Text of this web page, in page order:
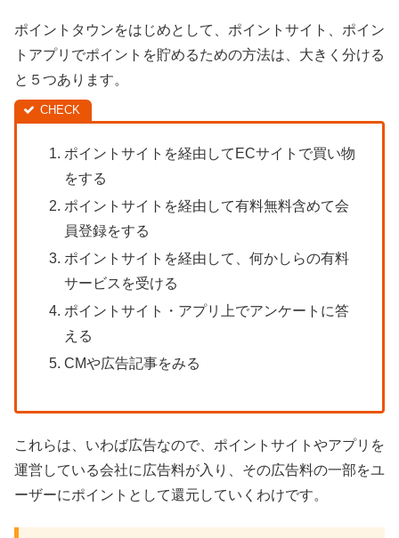
ポイントタウンをはじめとして、ポイントサイト、ポイン
トアプリでポイントを貯めるための方法は、大きく分ける
と５つあります。
ポイントサイトを経由してECサイトで買い物
をする
ポイントサイトを経由して有料無料含めて会
員登録をする
ポイントサイトを経由して、何かしらの有料
サービスを受ける
ポイントサイト・アプリ上でアンケートに答
える
CMや広告記事をみる
これらは、いわば広告なので、ポイントサイトやアプリを
運営している会社に広告料が入り、その広告料の一部をユ
ーザーにポイントとして還元していくわけです。